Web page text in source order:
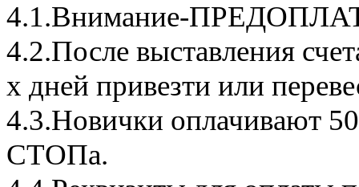
4.1.Внимание-
4.2.После выставления
х дней привезти или
4.3.Новички оплачивают
СТОПа.